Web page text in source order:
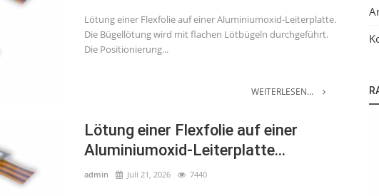
Lötung einer Flexfolie auf einer Aluminiumoxid-Leiterplatte.
Die Bügellötung wird mit flachen Lötbügeln durchgeführt.
Die Positionierung...
WEITERLESEN...
Lötung einer Flexfolie auf einer
Aluminiumoxid-Leiterplatte...
admin Juli 21, 2026 7440